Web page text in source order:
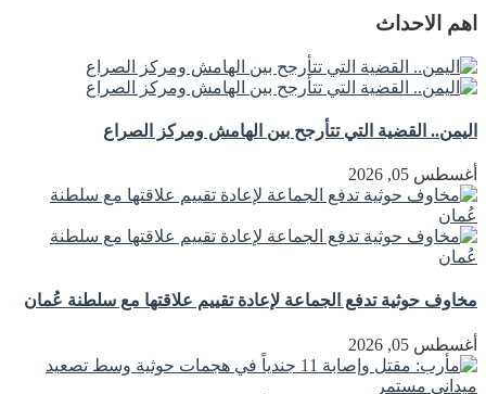
اهم الاحداث
اليمن.. القضية التي تتأرجح بين الهامش ومركز الصراع
أغسطس 05, 2026
مخاوف حوثية تدفع الجماعة لإعادة تقييم علاقتها مع سلطنة عُمان
أغسطس 05, 2026